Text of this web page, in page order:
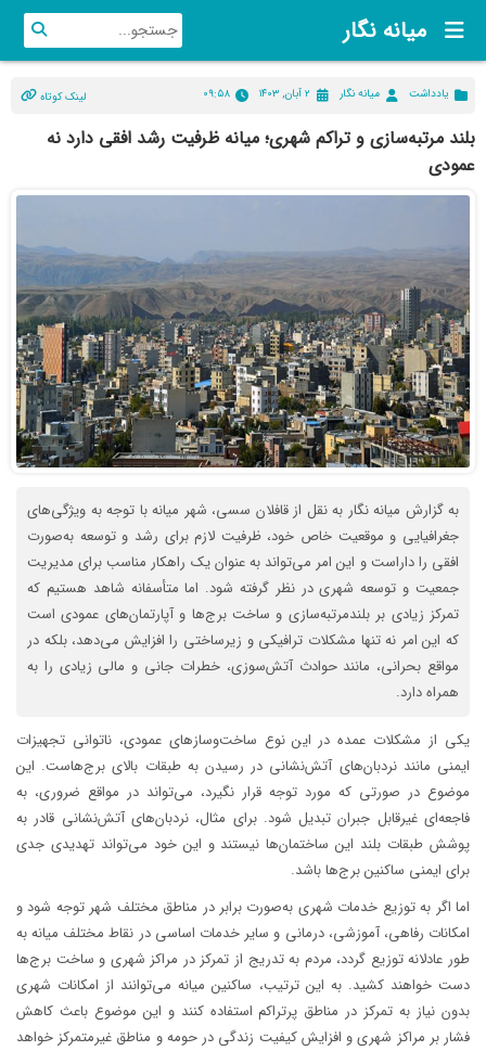
میانه نگار
یادداشت میانه نگار ۲ آبان, ۱۴۰۳ ۰۹:۵۸ لینک کوتاه
بلند مرتبه‌سازی و تراکم شهری؛ میانه ظرفیت رشد افقی دارد نه
عمودی
به گزارش میانه نگار به نقل از قافلان سسی، شهر میانه با توجه به ویژگی‌های
جغرافیایی و موقعیت خاص خود، ظرفیت لازم برای رشد و توسعه به‌صورت
افقی را داراست و این امر می‌تواند به عنوان یک راهکار مناسب برای مدیریت
جمعیت و توسعه شهری در نظر گرفته شود. اما متأسفانه شاهد هستیم که
تمرکز زیادی بر بلندمرتبه‌سازی و ساخت برج‌ها و آپارتمان‌های عمودی است
که این امر نه تنها مشکلات ترافیکی و زیرساختی را افزایش می‌دهد، بلکه در
مواقع بحرانی، مانند حوادث آتش‌سوزی، خطرات جانی و مالی زیادی را به
همراه دارد.
یکی از مشکلات عمده در این نوع ساخت‌وسازهای عمودی، ناتوانی تجهیزات
ایمنی مانند نردبان‌های آتش‌نشانی در رسیدن به طبقات بالای برج‌هاست. این
موضوع در صورتی که مورد توجه قرار نگیرد، می‌تواند در مواقع ضروری، به
فاجعه‌ای غیرقابل جبران تبدیل شود. برای مثال، نردبان‌های آتش‌نشانی قادر به
پوشش طبقات بلند این ساختمان‌ها نیستند و این خود می‌تواند تهدیدی جدی
برای ایمنی ساکنین برج‌ها باشد.
اما اگر به توزیع خدمات شهری به‌صورت برابر در مناطق مختلف شهر توجه شود و
امکانات رفاهی، آموزشی، درمانی و سایر خدمات اساسی در نقاط مختلف میانه به
طور عادلانه توزیع گردد، مردم به تدریج از تمرکز در مراکز شهری و ساخت برج‌ها
دست خواهند کشید. به این ترتیب، ساکنین میانه می‌توانند از امکانات شهری
بدون نیاز به تمرکز در مناطق پرتراکم استفاده کنند و این موضوع باعث کاهش
فشار بر مراکز شهری و افزایش کیفیت زندگی در حومه و مناطق غیرمتمرکز خواهد